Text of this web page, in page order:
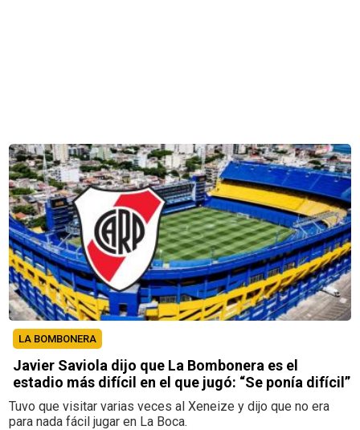
LA BOMBONERA
Javier Saviola dijo que La Bombonera es el
estadio más difícil en el que jugó: “Se ponía difícil”
Tuvo que visitar varias veces al Xeneize y dijo que no era
para nada fácil jugar en La Boca.